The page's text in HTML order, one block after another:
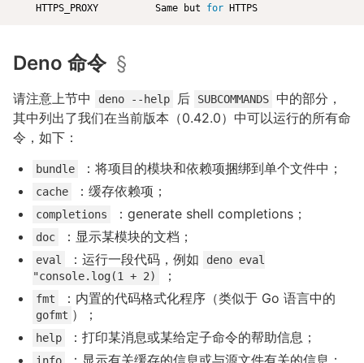
    HTTPS_PROXY          Same but
for
Deno 命令 §
请注意上节中 deno --help 后 SUBCOMMANDS
中的部分，
其中列出了我们在当前版本（0.42.0）中可以运行的所有命
令，如下：
bundle ：将项目的模块和依赖项捆绑到单个文件中；
cache ：缓存依赖项；
completions ：generate shell completions；
doc ：显示某模块的文档；
eval ：运行一段代码，例如
deno eval
"console.log(1 + 2)
；
fmt ：内置的代码格式化程序（类似于 Go 语言中的
gofmt ）；
help ：打印某消息或某给定子命令的帮助信息；
：显示有关缓存的信息或与源文件有关的信息；